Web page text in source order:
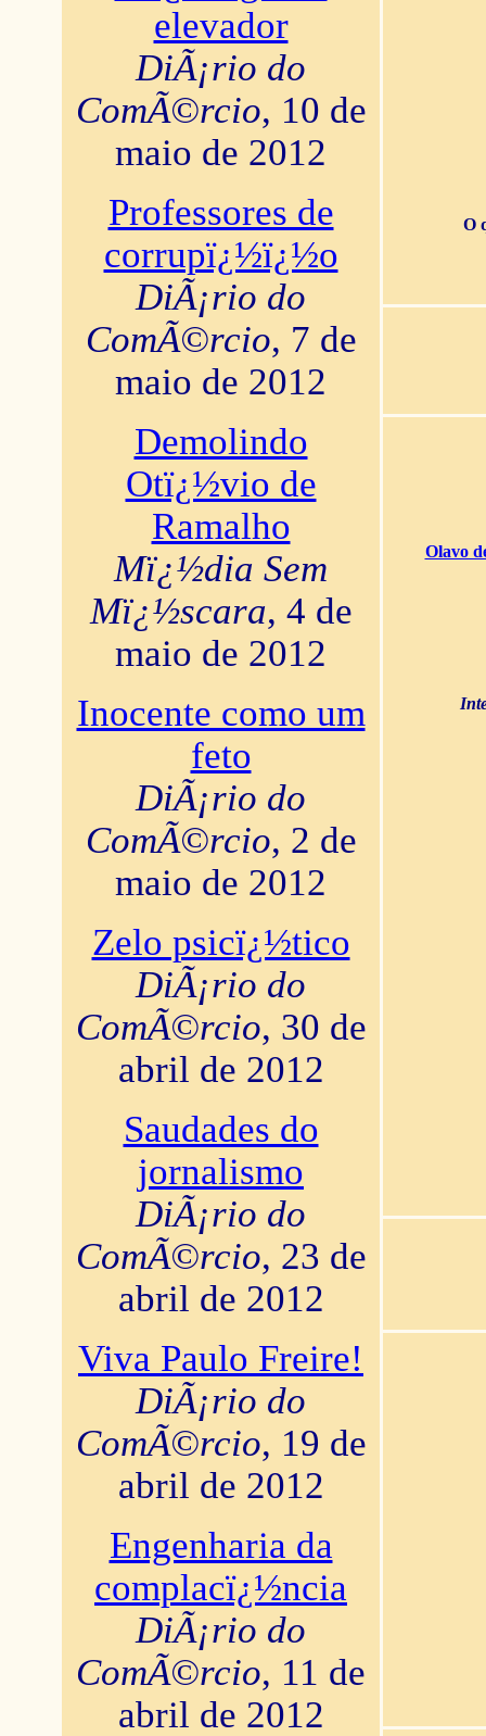
elevador
DiÃ¡rio do
ComÃ©rcio, 10 de
maio de 2012
Professores de
corrupï¿½ï¿½o
DiÃ¡rio do
ComÃ©rcio, 7 de
maio de 2012
Demolindo
Otï¿½vio de
Ramalho
Mï¿½dia Sem
Mï¿½scara, 4 de
maio de 2012
Inocente como um
feto
DiÃ¡rio do
ComÃ©rcio, 2 de
maio de 2012
Zelo psicï¿½tico
DiÃ¡rio do
ComÃ©rcio, 30 de
abril de 2012
Saudades do
jornalismo
DiÃ¡rio do
ComÃ©rcio, 23 de
abril de 2012
Viva Paulo Freire!
DiÃ¡rio do
ComÃ©rcio, 19 de
abril de 2012
Engenharia da
complacï¿½ncia
DiÃ¡rio do
ComÃ©rcio, 11 de
abril de 2012
O
Olavo